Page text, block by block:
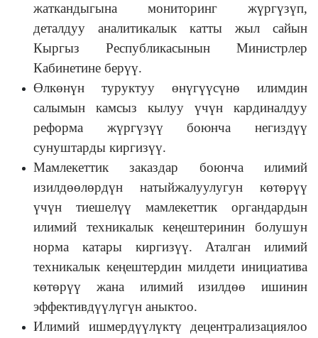
жаткандыгына мониторинг жүргүзүп,
деталдуу аналитикалык катты жыл сайын
Кыргыз Республикасынын Министрлер
Кабинетине берүү.
Өлкөнүн туруктуу өнүгүүсүнө илимдин
салымын камсыз кылуу үчүн кардиналдуу
реформа жүргүзүү боюнча негиздүү
сунуштарды киргизүү.
Мамлекеттик заказдар боюнча илимий
изилдөөлөрдүн натыйжалуулугун көтөрүү
үчүн тиешелүү мамлекеттик органдардын
илимий техникалык кеңештеринин болушун
норма катары киргизүү. Аталган илимий
техникалык кеңештердин милдети инициатива
көтөрүү жана илимий изилдөө ишинин
эффективдүүлүгүн аныктоо.
Илимий ишмердүүлүктү децентрализациялоо